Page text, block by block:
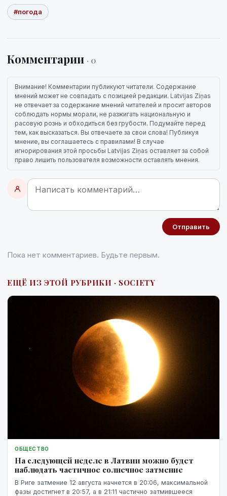
#погода
Комментарии · 0
Внимание! Комментарии публикуют читатели. Содержание
мнений может не совпадать с позицией редакции. Latvijas Ziņas
не отвечает за содержание мнений читателей и просит авторов
соблюдать нормы морали, не разжигать национальную и
расовую рознь и обходиться без грубости. Подумайте перед
тем, как высказаться. Вы отвечаете за свои слова! Публикуя
мнение, вы соглашаетесь с правилами! В случае
игнорирования этой просьбы Latvijas Ziņas оставляет за собой
право лишить пользователя возможности оставлять мнения.
Отправить
Пока нет комментариев. Будьте первым.
ЕЩЁ ИЗ ЭТОЙ РУБРИКИ · SOCIETY
ОБЩЕСТВО
На следующей неделе в Латвии можно будет
наблюдать частичное солнечное затмение
В Риге затмение 12 августа начнется в 20:06, максимальной
фазы достигнет в 20:57, а в 21:11 частично затмившееся